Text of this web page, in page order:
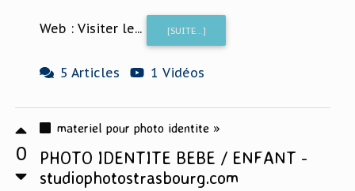
Web : Visiter le... [SUITE...]
5 Articles 1 Vidéos
0
materiel pour photo identite »
PHOTO IDENTITE BEBE / ENFANT -
studiophotostrasbourg.com